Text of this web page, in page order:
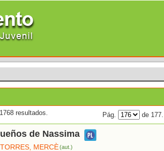
resultados. Pág. de 177.
de Nassima
MERCÈ(aut.)